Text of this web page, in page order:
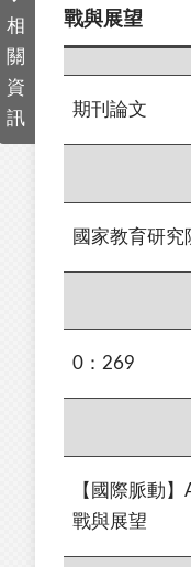
相
關
資
訊
戰與展望
期刊論文
國家教育研究
0：269
【國際脈動
戰與展望